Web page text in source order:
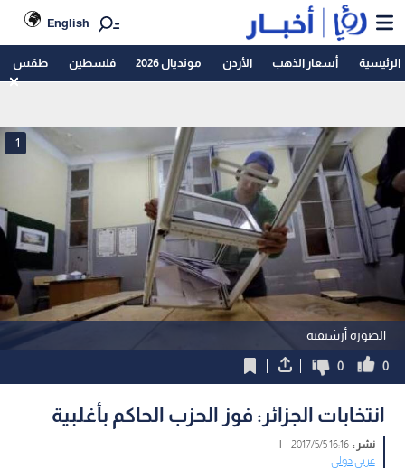
English
الرئيسية أسعار الذهب الأردن مونديال 2026 فلسطين طقس
الصورة أرشيفية
1
0
0
انتخابات الجزائر: فوز الحزب الحاكم بأغلبية
نشر :16:16 2017/5/5
|
عربي دولي